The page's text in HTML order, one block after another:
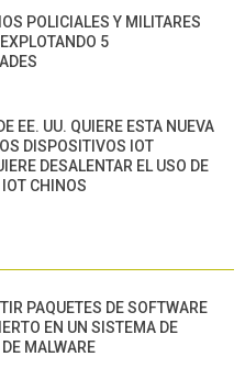
POLICIALES Y MILITARES
5
EE. UU. QUIERE ESTA NUEVA
DISPOSITIVOS IOT
DESALENTAR EL USO DE
CHINOS
PAQUETES DE SOFTWARE
EN UN SISTEMA DE
MALWARE